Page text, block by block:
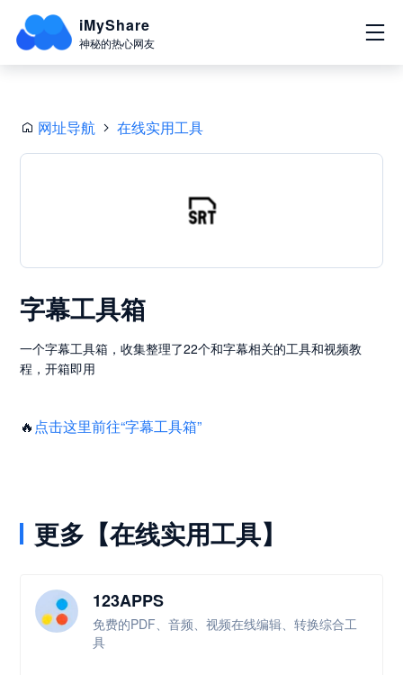
iMyShare
神秘的热心网友
网址导航 在线实用工具
字幕工具箱
一个字幕工具箱，收集整理了22个和字幕相关的工具和视频教
程，开箱即用
🔥 点击这里前往“字幕工具箱”
更多【在线实用工具】
123APPS
免费的PDF、音频、视频在线编辑、转换综合工
具